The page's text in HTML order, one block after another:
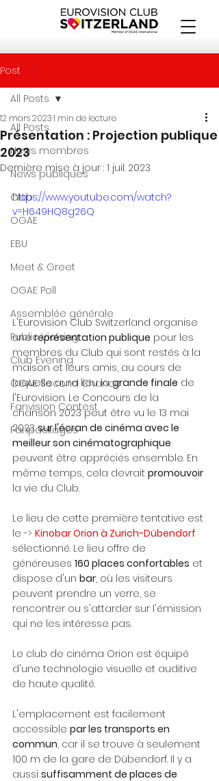
Post
All Posts
News membres
News publiques
Club
OGAE
EBU
Meet & Greet
OGAE Poll
Assemblée générale
Public Viewing
Club Evening
OGAE Second Chance
Fanvision Contest
Fanpackages
All Posts
Présentation : Projection publique
2023
12 mars 20231 min de lecture
Dernière mise à jour : 1 juil. 2023
https://www.youtube.com/watch?
v=H649HQ8g26Q
L'Eurovision Club Switzerland organise
une représentation publique pour les
membres du Club qui sont restés à la
maison et leurs amis, au cours de
laquelle aura lieu la grande finale de
l'Eurovision. Le Concours de la
chanson 2023 peut être vu le 13 mai
2023 sur l'écran de cinéma avec le
meilleur son cinématographique
peuvent être appréciés ensemble. En
même temps, cela devrait promouvoir
la vie du Club.
Le lieu de cette première tentative est
le -> Kinobar Orion à Zurich-Dübendorf
sélectionné. Le lieu offre de
généreuses 160 places confortables et
dispose d'un bar, où les visiteurs
peuvent prendre un verre, se
rencontrer ou s'attarder sur l'émission
qui ne les intéresse pas.
Le club de cinéma Orion est équipé
d'une technologie visuelle et auditive
de haute qualité.
L'emplacement est facilement
accessible par les transports en
commun, car il se trouve à seulement
100 m de la gare de Dübendorf. Il y a
aussi suffisamment de places de